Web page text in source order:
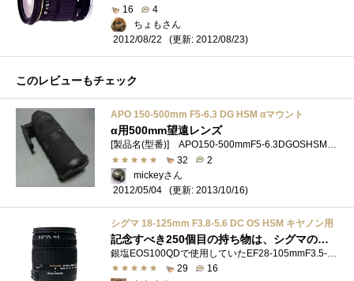
16
4
ちょもさん
2012/08/22
(更新: 2012/08/23)
このレビューもチェック
APO 150-500mm F5-6.3 DG HSM αマウント
α用500mm望遠レンズ
[製品名(型番)] APO150-500mmF5-6.3DGOSHSM（00-85126-92723-3）[購入経緯] 望遠レンズが欲しかったところ、おものだちのumeme7171さんに 譲っていただきまし...
32
2
mickeyさん
2012/05/04
(更新: 2013/10/16)
シグマ 18-125mm F3.8-5.6 DC OS HSM キヤノン用
記念すべき250個目の持ち物は、シグマの高倍率ズームレンズです(^ー゜)
29
16